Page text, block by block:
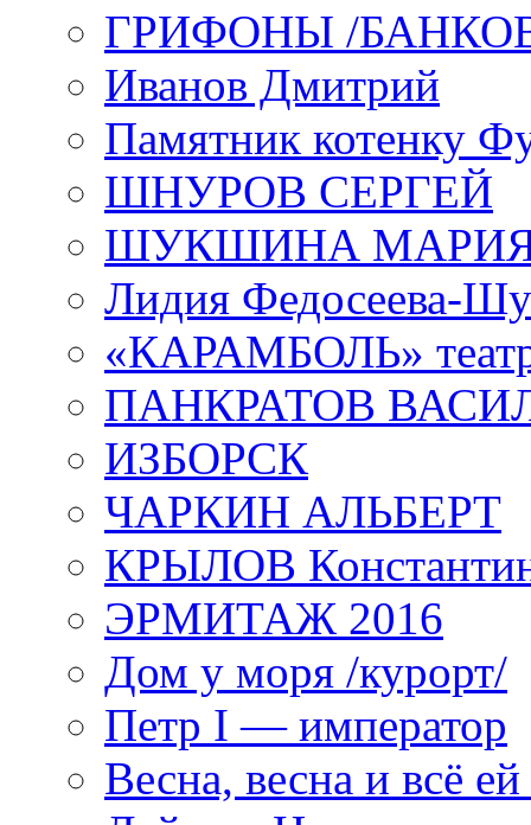
ГРИФОНЫ /
Иванов Дмитрий
Памятник котенку
ШНУРОВ СЕРГЕЙ
ШУКШИНА
Лидия Федосеева-
«КАРАМБОЛЬ»
ПАНКРАТОВ
ИЗБОРСК
ЧАРКИН АЛЬБЕРТ
КРЫЛОВ
ЭРМИТАЖ 2016
Дом у моря /курорт/
Петр I — император
Весна, весна и всё